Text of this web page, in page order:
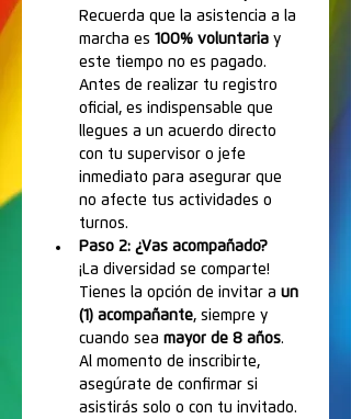
Recuerda que la asistencia a la
marcha es 100% voluntaria y
este tiempo no es pagado.
Antes de realizar tu registro
oficial, es indispensable que
llegues a un acuerdo directo
con tu supervisor o jefe
inmediato para asegurar que
no afecte tus actividades o
turnos.
Paso 2: ¿Vas acompañado?
¡La diversidad se comparte!
Tienes la opción de invitar a un
(1) acompañante, siempre y
cuando sea mayor de 8 años.
Al momento de inscribirte,
asegúrate de confirmar si
asistirás solo o con tu invitado.